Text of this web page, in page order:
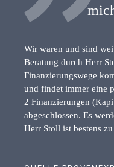
Wir waren und sind
Beratung durch Herr
Finanzierungswege
und findet immer eine
2 Finanzierungen
abgeschlossen. Es
Herr Stoll ist bestens